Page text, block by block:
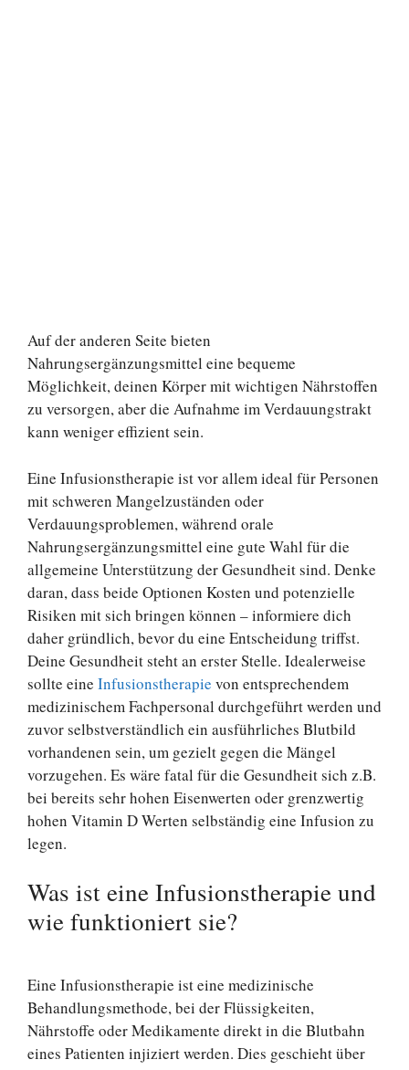
Auf der anderen Seite bieten
Nahrungsergänzungsmittel eine bequeme
Möglichkeit, deinen Körper mit wichtigen Nährstoffen
zu versorgen, aber die Aufnahme im Verdauungstrakt
kann weniger effizient sein.
Eine Infusionstherapie ist vor allem ideal für Personen
mit schweren Mangelzuständen oder
Verdauungsproblemen, während orale
Nahrungsergänzungsmittel eine gute Wahl für die
allgemeine Unterstützung der Gesundheit sind. Denke
daran, dass beide Optionen Kosten und potenzielle
Risiken mit sich bringen können – informiere dich
daher gründlich, bevor du eine Entscheidung triffst.
Deine Gesundheit steht an erster Stelle. Idealerweise
sollte eine Infusionstherapie von entsprechendem
medizinischem Fachpersonal durchgeführt werden und
zuvor selbstverständlich ein ausführliches Blutbild
vorhandenen sein, um gezielt gegen die Mängel
vorzugehen. Es wäre fatal für die Gesundheit sich z.B.
bei bereits sehr hohen Eisenwerten oder grenzwertig
hohen Vitamin D Werten selbständig eine Infusion zu
legen.
Was ist eine Infusionstherapie und
wie funktioniert sie?
Eine Infusionstherapie ist eine medizinische
Behandlungsmethode, bei der Flüssigkeiten,
Nährstoffe oder Medikamente direkt in die Blutbahn
eines Patienten injiziert werden. Dies geschieht über